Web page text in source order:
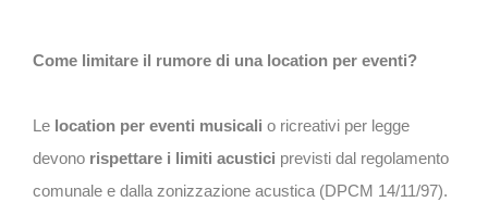
Come limitare il rumore di una location per eventi?
Le location per eventi musicali o ricreativi per legge
devono rispettare i limiti acustici previsti dal regolamento
comunale e dalla zonizzazione acustica (DPCM 14/11/97).